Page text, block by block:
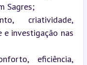
Sagres;
criatividade,
investigação nas
eficiência,